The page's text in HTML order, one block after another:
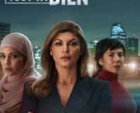
Trailer →